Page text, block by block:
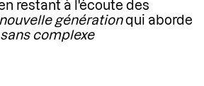
restant à l'écoute des
nouvelle générationqui aborde
sans complexe